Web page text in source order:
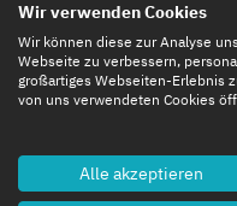
Wir verwenden Cookies
Wir können diese zur Analyse
Webseite zu verbessern,
großartiges Webseiten-Erlebnis
von uns verwendeten Cookies
Alle akzeptieren